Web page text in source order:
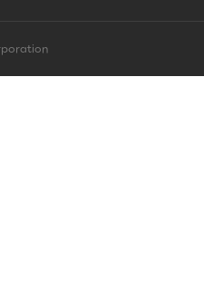
した | LINE占い